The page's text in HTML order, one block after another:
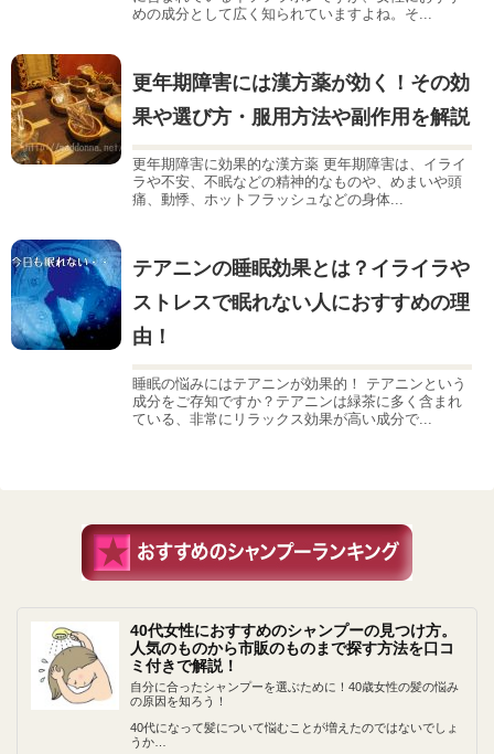
めの成分として広く知られていますよね。そ...
更年期障害には漢方薬が効く！その効
果や選び方・服用方法や副作用を解説
更年期障害に効果的な漢方薬 更年期障害は、イライ
ラや不安、不眠などの精神的なものや、めまいや頭
痛、動悸、ホットフラッシュなどの身体...
テアニンの睡眠効果とは？イライラや
ストレスで眠れない人におすすめの理
由！
睡眠の悩みにはテアニンが効果的！ テアニンという
成分をご存知ですか？テアニンは緑茶に多く含まれ
ている、非常にリラックス効果が高い成分で...
40代女性におすすめのシャンプーの見つけ方。
人気のものから市販のものまで探す方法を口コ
ミ付きで解説！
自分に合ったシャンプーを選ぶために！40歳女性の髪の悩み
の原因を知ろう！
40代になって髪について悩むことが増えたのではないでしょ
うか…